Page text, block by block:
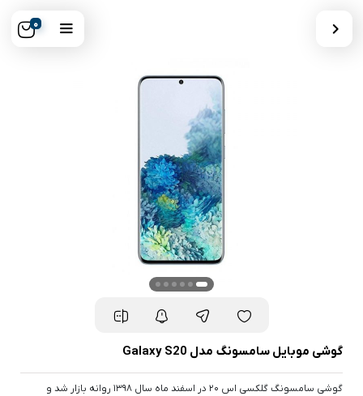
0
گوشی موبایل سامسونگ مدل Galaxy S20
گوشی سامسونگ گلکسی اس ۲۰ در اسفند ماه سال ۱۳۹۸ روانه بازار شد و